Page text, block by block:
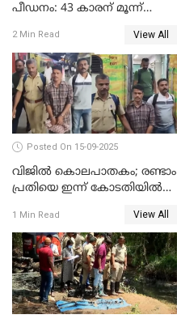
പീഡനം: 43 കാരന് മൂന്ന്
പിഴയും ശിക്ഷ
2 Min Read View All
Posted On 15-09-2025
വിജിൽ കൊലപാതകം; രണ്ടാം
പ്രതിയെ ഇന്ന് കോടതിയിൽ
1 Min Read View All